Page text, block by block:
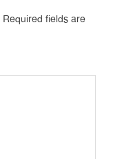
Required fields are